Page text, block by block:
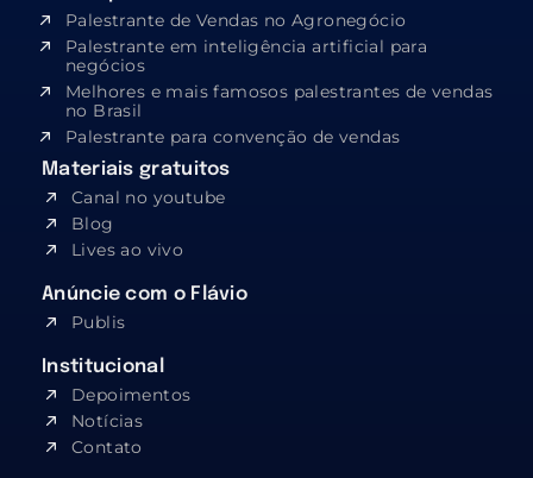
Palestrante de Vendas no Agronegócio
Palestrante em inteligência artificial para
negócios
Melhores e mais famosos palestrantes de vendas
no Brasil
Palestrante para convenção de vendas
Materiais gratuitos
Canal no youtube
Blog
Lives ao vivo
Anúncie com o Flávio
Publis
Institucional
Depoimentos
Notícias
Contato